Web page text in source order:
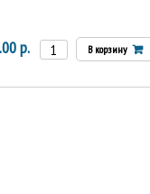
р. В корзину